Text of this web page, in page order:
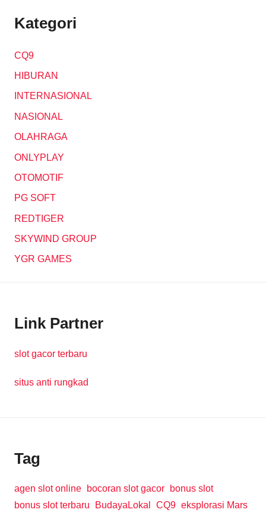
Kategori
CQ9
HIBURAN
INTERNASIONAL
NASIONAL
OLAHRAGA
ONLYPLAY
OTOMOTIF
PG SOFT
REDTIGER
SKYWIND GROUP
YGR GAMES
Link Partner
slot gacor terbaru
situs anti rungkad
Tag
agen slot online bocoran slot gacor
bonus slot
bonus slot terbaru
BudayaLokal CQ9 eksplorasi Mars